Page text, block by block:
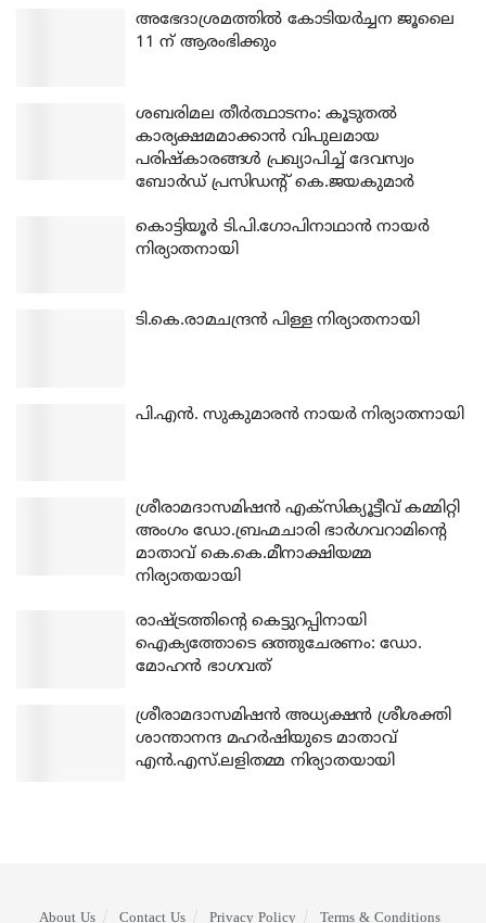
അഭേദാശ്രമത്തില്‍ കോടിയര്‍ച്ചന ജൂലൈ
11 ന് ആരംഭിക്കും
ശബരിമല തീര്‍ത്ഥാടനം: കൂടുതല്‍
കാര്യക്ഷമമാക്കാന്‍ വിപുലമായ
പരിഷ്‌കാരങ്ങള്‍ പ്രഖ്യാപിച്ച് ദേവസ്വം
ബോര്‍ഡ് പ്രസിഡന്റ് കെ.ജയകുമാര്‍
കൊട്ടിയൂര്‍ ടി.പി.ഗോപിനാഥാന്‍ നായര്‍
നിര്യാതനായി
ടി.കെ.രാമചന്ദ്രന്‍ പിള്ള നിര്യാതനായി
പി.എന്‍. സുകുമാരന്‍ നായര്‍ നിര്യാതനായി
ശ്രീരാമദാസമിഷന്‍ എക്‌സിക്യൂട്ടീവ് കമ്മിറ്റി
അംഗം ഡോ.ബ്രഹ്മചാരി ഭാര്‍ഗവറാമിന്റെ
മാതാവ് കെ.കെ.മീനാക്ഷിയമ്മ
നിര്യാതയായി
രാഷ്ട്രത്തിന്റെ കെട്ടുറപ്പിനായി
ഐക്യത്തോടെ ഒത്തുചേരണം: ഡോ.
മോഹന്‍ ഭാഗവത്
ശ്രീരാമദാസമിഷന്‍ അധ്യക്ഷന്‍ ശ്രീശക്തി
ശാന്താനന്ദ മഹര്‍ഷിയുടെ മാതാവ്
എന്‍.എസ്.ലളിതമ്മ നിര്യാതയായി
About Us Contact Us Privacy Policy Terms & Conditions